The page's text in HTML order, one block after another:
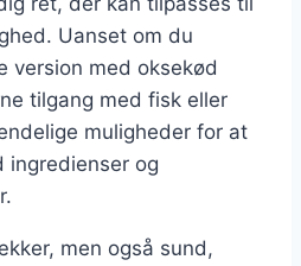
Uanset om du
version med oksekød
tilgang med fisk eller
muligheder for at
ingredienser og
men også sund,